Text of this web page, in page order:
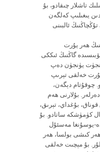
تاشلار چىقادو، بۇ
يىغىلىپ كەلگەن
ئالبىنى
ھەر يۇرت
گاڭنىڭ ئىككى
يۈنجۈن دەپ
يۇرت خەلقى تېرىپ
چوقۇتام دېگەن،
بۇلارنى ھەم
بۇغداي، تېرىق،
كۈمۈشكە ساتادو. بۇ
يوسۇنغا مەسئۇل
كىشى بولسا، ھەر
بۇ مېچىت خەلقى